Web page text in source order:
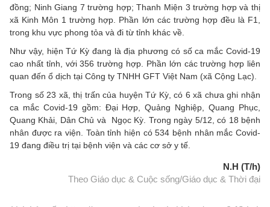
đồng; Ninh Giang 7 trường hợp; Thanh Miện 3 trường hợp và thị
xã Kinh Môn 1 trường hợp. Phần lớn các trường hợp đều là F1,
trong khu vực phong tỏa và đi từ tỉnh khác về.
Như vậy, hiện Tứ Kỳ đang là địa phương có số ca mắc Covid-19
cao nhất tỉnh, với 356 trường hợp. Phần lớn các trường hợp liên
quan đến ổ dịch tại Công ty TNHH GFT Việt Nam (xã Cộng Lạc).
Trong số 23 xã, thị trấn của huyện Tứ Kỳ, có 6 xã chưa ghi nhận
ca mắc Covid-19 gồm: Đại Hợp, Quảng Nghiệp, Quang Phục,
Quang Khải, Dân Chủ và Ngọc Kỳ. Trong ngày 5/12, có 18 bệnh
nhân được ra viện. Toàn tỉnh hiện có 534 bệnh nhân mắc Covid-
19 đang điều trị tại bệnh viện và các cơ sở y tế.
N.H (T/h)
Theo Giáo dục & Cuộc sống/Giáo dục & Thời đại